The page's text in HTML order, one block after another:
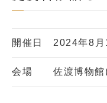
開催日 2024年8
会場 佐渡博物